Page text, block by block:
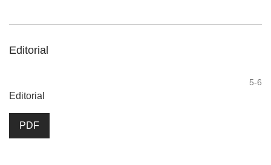
Editorial
5-6
Editorial
PDF